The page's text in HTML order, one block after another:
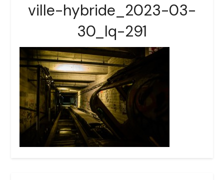
ville-hybride_2023-03-
30_lq-291